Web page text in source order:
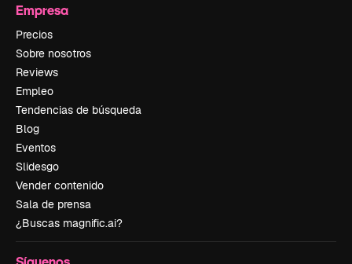
Empresa
Precios
Sobre nosotros
Reviews
Empleo
Tendencias de búsqueda
Blog
Eventos
Slidesgo
Vender contenido
Sala de prensa
¿Buscas magnific.ai?